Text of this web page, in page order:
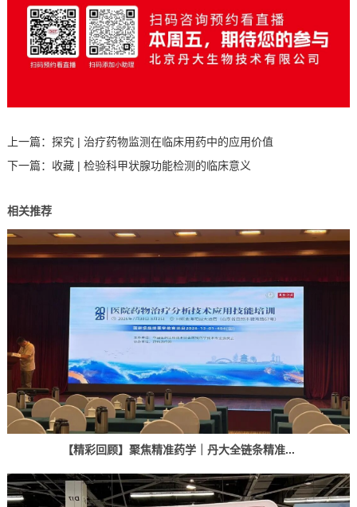
上一篇： 探究 | 治疗药物监测在临床用药中的应用价值
下一篇： 收藏 | 检验科甲状腺功能检测的临床意义
相关推荐
【精彩回顾】聚焦精准药学｜丹大全链条精准...